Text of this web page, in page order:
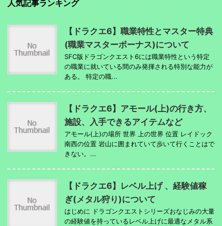
人気記事ランキング
【ドラクエ6】職業特性とマスター特典
(職業マスターボーナス)について
SFC版ドラゴンクエスト6には職業特性という特定
の職業に就いている間のみ発揮される特別な能力が
ある。 特定の職...
【ドラクエ6】アモール(上)の行き方、
施設、入手できるアイテムなど
アモール(上)の場所 世界 上の世界 位置 レイドック
南西の位置 岩山に囲まれていて歩いて行くことはで
きない。...
【ドラクエ6】レベル上げ 、経験値稼
ぎ(メタル狩り)について
はじめに ドラゴンクエストシリーズおなじみの大量
の経験値を持っているレベル上げに最適なメタル系